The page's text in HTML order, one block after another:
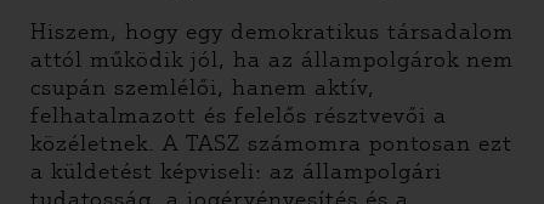
Hiszem, hogy egy demokratikus társadalom
attól működik jól, ha az állampolgárok nem
csupán szemlélői, hanem aktív,
felhatalmazott és felelős résztvevői a
közéletnek. A TASZ számomra pontosan ezt
a küldetést képviseli: az állampolgári